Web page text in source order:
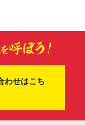
わせはこち